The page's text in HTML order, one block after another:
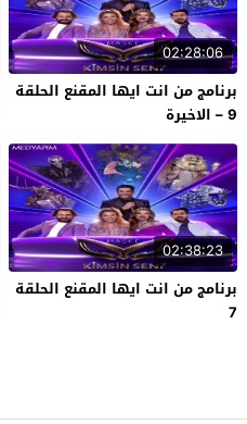
02:28:06
برنامج من انت ايها المقنع الحلقة
9 – الاخيرة
02:38:23
برنامج من انت ايها المقنع الحلقة
7